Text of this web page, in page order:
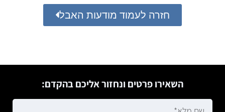
חזרה לעמוד מודעות האבל
השאירו פרטים ונחזור אליכם בהקדם: